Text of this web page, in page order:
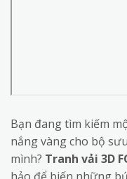
Bạn đang tìm kiếm
nắng vàng cho bộ
mình? Tranh vải 3D